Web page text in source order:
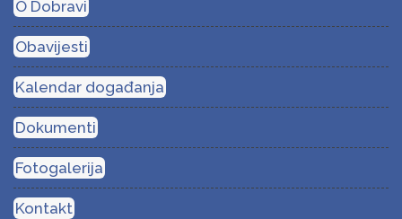
O Dobravi
Obavijesti
Kalendar događanja
Dokumenti
Fotogalerija
Kontakt